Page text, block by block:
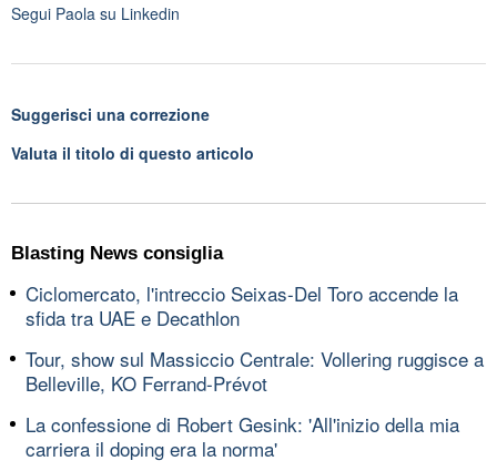
Segui Paola su Linkedin
Suggerisci una correzione
Valuta il titolo di questo articolo
Blasting News consiglia
Ciclomercato, l'intreccio Seixas-Del Toro accende la
sfida tra UAE e Decathlon
Tour, show sul Massiccio Centrale: Vollering ruggisce a
Belleville, KO Ferrand-Prévot
La confessione di Robert Gesink: 'All'inizio della mia
carriera il doping era la norma'